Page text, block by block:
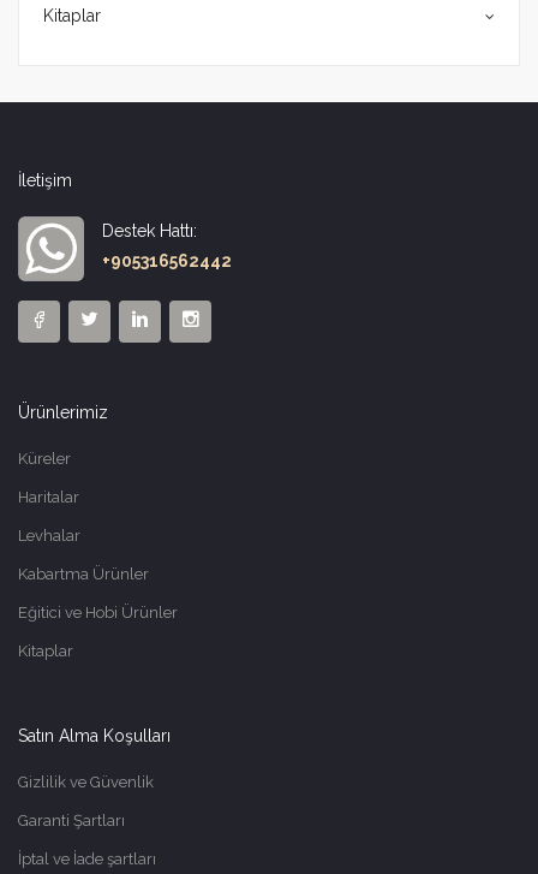
Kitaplar
İletişim
Destek Hattı:
+905316562442
Ürünlerimiz
Küreler
Haritalar
Levhalar
Kabartma Ürünler
Eğitici ve Hobi Ürünler
Kitaplar
Satın Alma Koşulları
Gizlilik ve Güvenlik
Garanti Şartları
İptal ve İade şartları